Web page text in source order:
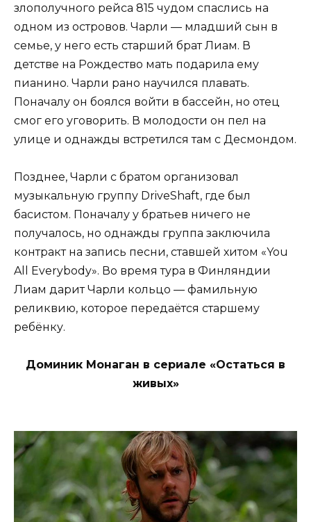
злополучного рейса 815 чудом спаслись на
одном из островов. Чарли — младший сын в
семье, у него есть старший брат Лиам. В
детстве на Рождество мать подарила ему
пианино. Чарли рано научился плавать.
Поначалу он боялся войти в бассейн, но отец
смог его уговорить. В молодости он пел на
улице и однажды встретился там с Десмондом.
Позднее, Чарли с братом организовал
музыкальную группу DriveShaft, где был
басистом. Поначалу у братьев ничего не
получалось, но однажды группа заключила
контракт на запись песни, ставшей хитом «You
All Everybody». Во время тура в Финляндии
Лиам дарит Чарли кольцо — фамильную
реликвию, которое передаётся старшему
ребёнку.
Доминик Монаган в сериале «Остаться в
живых»